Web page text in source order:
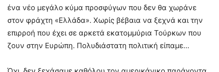
ένα νέο μεγάλο κύμα προσφύγων που δεν θα χωράνε
στον φράχτη «Ελλάδα». Χωρίς βέβαια να ξεχνά και την
επιρροή που έχει σε αρκετά εκατομμύρια Τούρκων που
ζουν στην Ευρώπη. Πολυδιάστατη πολιτική είπαμε…